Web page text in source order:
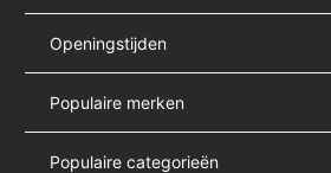
Openingstijden
Populaire merken
Populaire categorieën